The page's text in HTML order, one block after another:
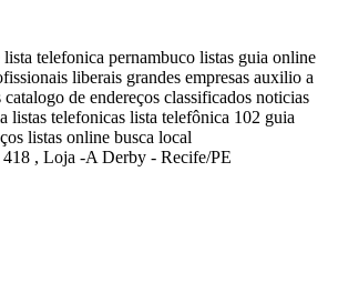
lista telefonica pernambuco listas guia online
liberais grandes empresas auxilio a
catalogo de endereços classificados noticias
listas telefonicas lista telefônica 102 guia
listas online busca local
, Loja -A Derby - Recife/PE